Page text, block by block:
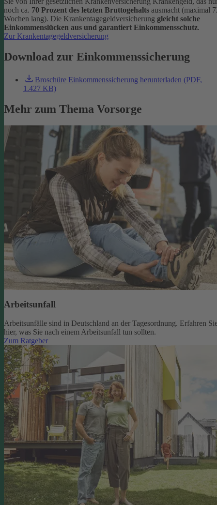
noch ca. 70 Prozent des letzten Bruttogehalts ausmacht (maximal
Wochen lang). Die Krankentagegeldversicherung gleicht solche
Einkommenslücken aus und garantiert Einkommensschutz.
Zur Krankentagegeldversicherung
Download zur Einkommenssicherung
Broschüre Einkommenssicherung herunterladen (PDF,
1.427 KB)
Mehr zum Thema Vorsorge
Arbeitsunfall
Arbeitsunfälle sind in Deutschland an der Tagesordnung. Erfahren
hier, was Sie nach einem Arbeitsunfall tun sollten.
Zum Ratgeber